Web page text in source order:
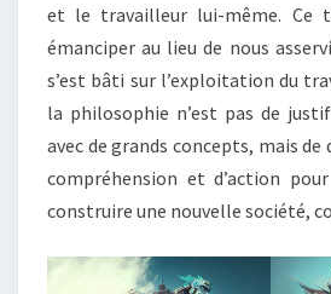
et le travailleur lui-même. Ce
émanciper au lieu de nous
s’est bâti sur l’exploitation du
la philosophie n’est pas de
avec de grands concepts, mais
compréhension et d’action
construire une nouvelle société,